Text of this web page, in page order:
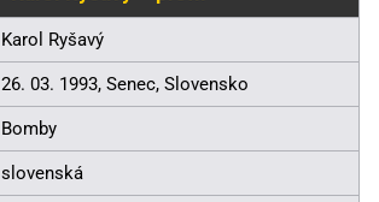
Karol Ryšavý
26. 03. 1993, Senec, Slovensko
Bomby
slovenská